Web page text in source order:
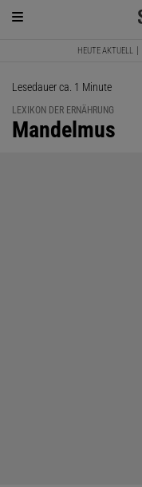
HEUTE AKTUELL
Lesedauer ca. 1 Minute
LEXIKON DER ERNÄHRUNG
:
Mandelmus